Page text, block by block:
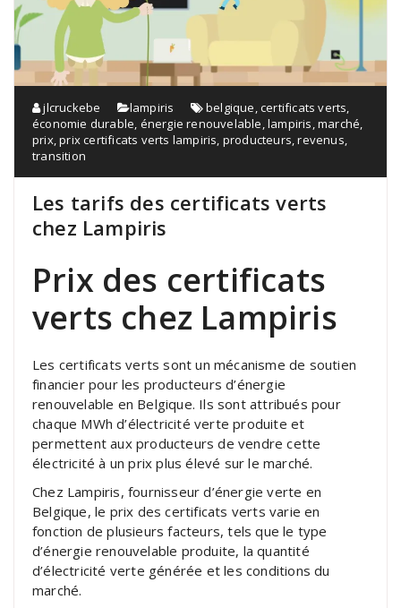
jlcruckebe lampiris belgique,certificats verts,
économie durable, énergie renouvelable,lampiris,marché,
prix,prix certificats verts lampiris, producteurs,revenus,
transition
Les tarifs des certificats verts
chez Lampiris
Prix des certificats
verts chez Lampiris
Les certificats verts sont un mécanisme de soutien
financier pour les producteurs d’énergie
renouvelable en Belgique. Ils sont attribués pour
chaque MWh d’électricité verte produite et
permettent aux producteurs de vendre cette
électricité à un prix plus élevé sur le marché.
Chez Lampiris, fournisseur d’énergie verte en
Belgique, le prix des certificats verts varie en
fonction de plusieurs facteurs, tels que le type
d’énergie renouvelable produite, la quantité
d’électricité verte générée et les conditions du
marché.